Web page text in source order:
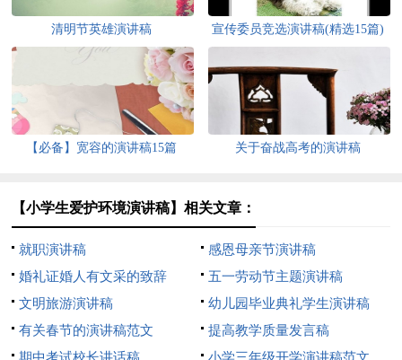
清明节英雄演讲稿 宣传委员竞选演讲稿(精选15篇)
【必备】宽容的演讲稿15篇 关于奋战高考的演讲稿
【小学生爱护环境演讲稿】相关文章：
就职演讲稿
感恩母亲节演讲稿
婚礼证婚人有文采的致辞
五一劳动节主题演讲稿
文明旅游演讲稿
幼儿园毕业典礼学生演讲稿
有关春节的演讲稿范文
提高教学质量发言稿
期中考试校长讲话稿
小学三年级开学演讲稿范文